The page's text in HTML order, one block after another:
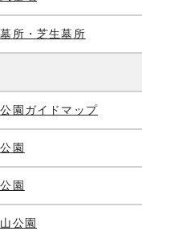
所・芝生墓所
園ガイドマップ
園
園
公園